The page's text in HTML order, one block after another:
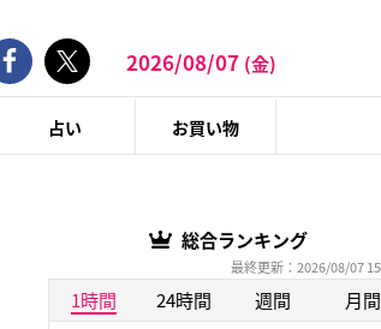
2026/08/07 (金)
占い お買い物
総合ランキング
最終更新：2026/08/07
1時間 24時間 週間 月間